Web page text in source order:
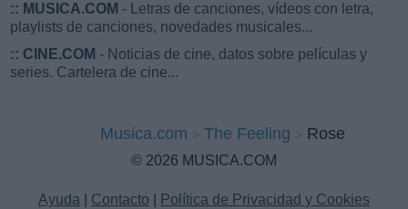
:: MUSICA.COM - Letras de canciones, vídeos con letra,
playlists de canciones, novedades musicales...
:: CINE.COM - Noticias de cine, datos sobre películas y
series. Cartelera de cine...
Musica.com The Feeling Rose
© 2026 MUSICA.COM
Ayuda Contacto
Política de Privacidad y Cookies